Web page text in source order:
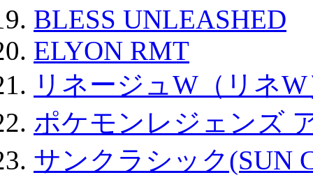
BLESS UNLEASHED
ELYON RMT
リネージュW（リネ
ポケモンレジェンズ
サンクラシック(SUN